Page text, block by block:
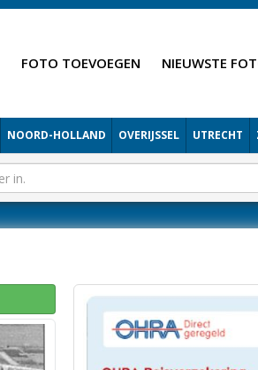
FOTO TOEVOEGEN NIEUWSTE
NOORD-HOLLAND OVERIJSSEL UTRECHT